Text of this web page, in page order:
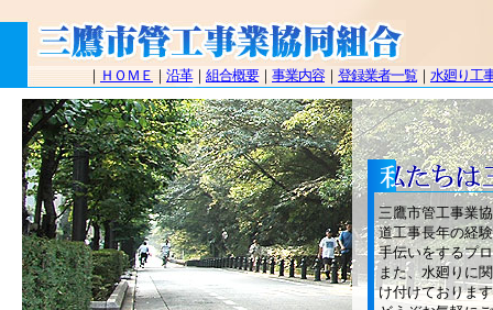
｜ＨＯＭＥ｜沿革｜ 組合概要｜ 事業内容｜ 登録業者一覧 ｜ 水廻り工
三鷹市管工事業
道工事長年の経
手伝いをするプ
また、水廻りに
け付けておりま